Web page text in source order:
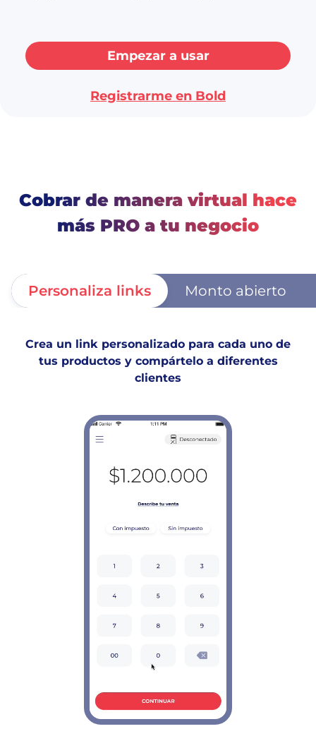
Empezar a usar
Registrarme en Bold
Cobrar de manera virtual hace
más PRO a tu negocio
Personaliza links Monto abierto
Crea un link personalizado para cada uno de
tus productos y compártelo a diferentes
clientes